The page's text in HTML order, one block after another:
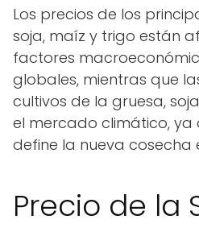
Los precios de los
soja, maíz y trigo están
factores
globales, mientras que
cultivos de la gruesa,
el mercado climático, ya
define la nueva cosecha
Precio de la